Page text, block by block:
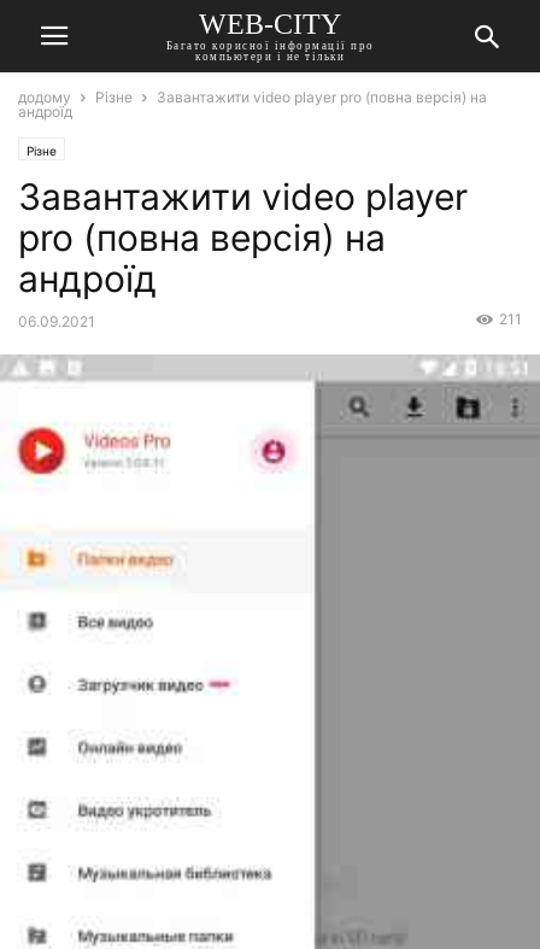
WEB-CITY
Багато корисної інформації про
компьютери і не тільки
додому Різне
Завантажити video player pro (повна версія) на
андроїд
Різне
Завантажити video player
pro (повна версія) на
андроїд
06.09.2021 211